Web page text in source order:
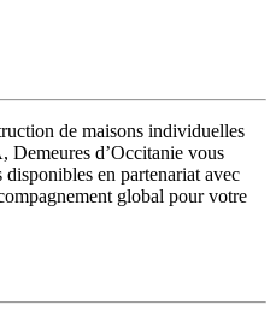
de maisons individuelles
Demeures d’Occitanie vous
en partenariat avec
global pour votre